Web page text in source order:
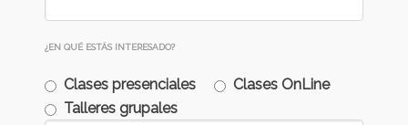
¿EN QUÉ ESTÁS INTERESADO?
Clases presenciales
Clases OnLine
Talleres grupales